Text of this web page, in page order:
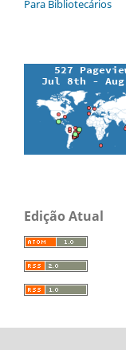
Para Bibliotecários
Edição Atual